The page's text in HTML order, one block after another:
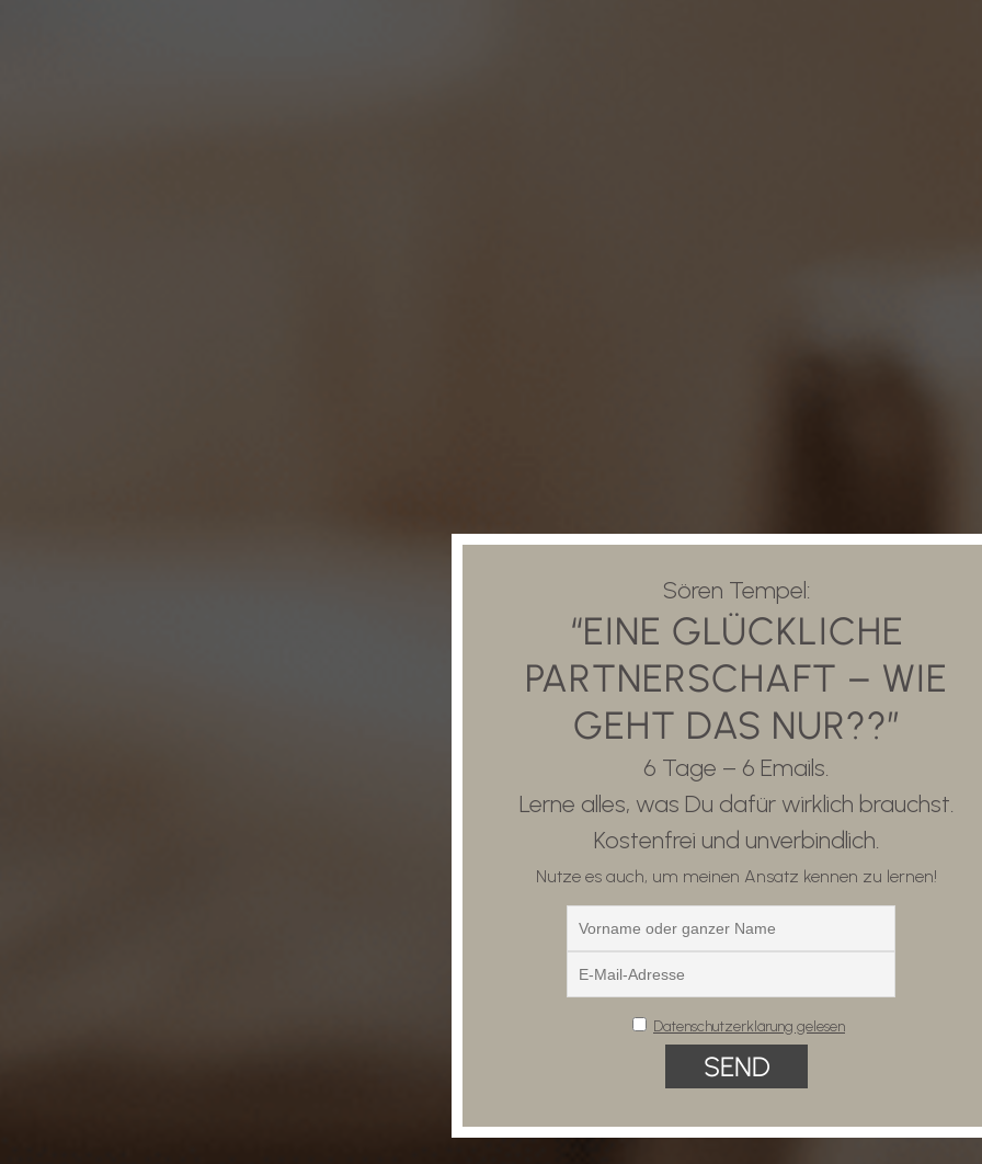
Sören Tempel:
“EINE GLÜCKLICHE
PARTNERSCHAFT – WIE
GEHT DAS NUR??”
6 Tage – 6 Emails.
Lerne alles, was Du dafür wirklich brauchst.
Kostenfrei und unverbindlich.
Nutze es auch, um meinen Ansatz kennen zu lernen!
Datenschutzerklärung gelesen